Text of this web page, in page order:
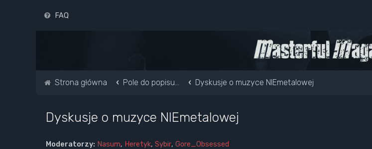
FAQ
Strona główna Pole do popisu... Dyskusje o muzyce NIEmetalowej
Dyskusje o muzyce NIEmetalowej
Moderatorzy: Nasum, Heretyk, Sybir, Gore_Obsessed